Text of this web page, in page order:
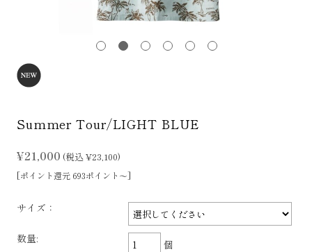
Summer Tour/LIGHT BLUE
¥21,000 (税込 ¥23,100)
[ポイント還元 693ポイント～]
サイズ：
数量: 個